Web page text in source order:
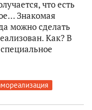
что есть
Знакомая
можно сделать
Как? В